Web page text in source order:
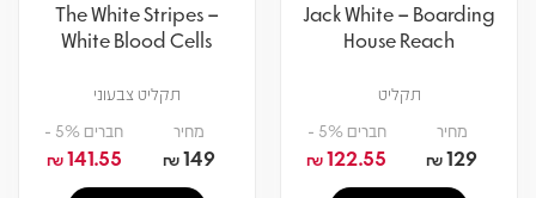
Jack White – Boarding
House Reach
תקליט
מחיר
129
₪
חברים 5% -
122.55
₪
The White Stripes –
White Blood Cells
תקליט צבעוני
מחיר
149
₪
חברים 5% -
141.55
₪